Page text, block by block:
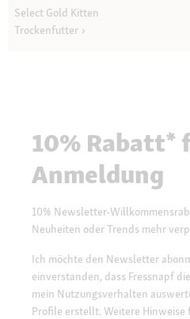
Select Gold Kitten
Trockenfutter
10% Rabatt*
Anmeldung
10% Newsletter-
Neuheiten oder Trends mehr
Ich möchte den Newsletter
einverstanden, dass Fressnapf
mein Nutzungsverhalten
Profile erstellt. Weitere Hinweise